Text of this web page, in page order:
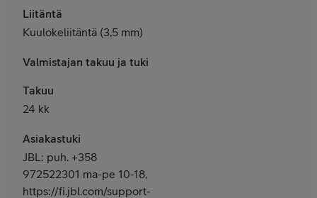
Liitäntä
Kuulokeliitäntä (3,5 mm)
Valmistajan takuu ja tuki
Takuu
24 kk
Asiakastuki
JBL: puh. +358
972522301 ma-pe 10-18,
https://fi.jbl.com/support-